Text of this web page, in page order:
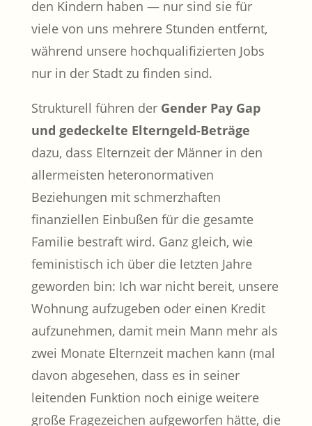
den Kindern haben — nur sind sie für
viele von uns mehrere Stunden entfernt,
während unsere hochqualifizierten Jobs
nur in der Stadt zu finden sind.
Strukturell führen der Gender Pay Gap
und gedeckelte Elterngeld-Beträge
dazu, dass Elternzeit der Männer in den
allermeisten heteronormativen
Beziehungen mit schmerzhaften
finanziellen Einbußen für die gesamte
Familie bestraft wird. Ganz gleich, wie
feministisch ich über die letzten Jahre
geworden bin: Ich war nicht bereit, unsere
Wohnung aufzugeben oder einen Kredit
aufzunehmen, damit mein Mann mehr als
zwei Monate Elternzeit machen kann (mal
davon abgesehen, dass es in seiner
leitenden Funktion noch einige weitere
große Fragezeichen aufgeworfen hätte, die